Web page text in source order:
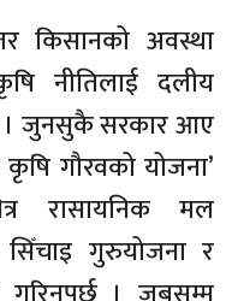
किसानको अवस्था
नीतिलाई दलीय
। जुनसुकै सरकार आए
कृषि गौरवको योजना’
रासायनिक मल
सिँचाइ गुरुयोजना र